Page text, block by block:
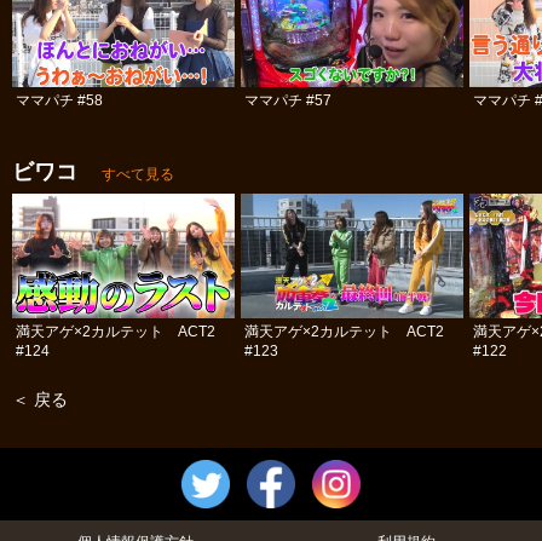
ママパチ #58 ママパチ #57 ママパチ
ビワコ すべて見る
満天アゲ×2カルテット ACT2
#124
満天アゲ×2カルテット ACT2
#123
満天アゲ
#122
＜ 戻る